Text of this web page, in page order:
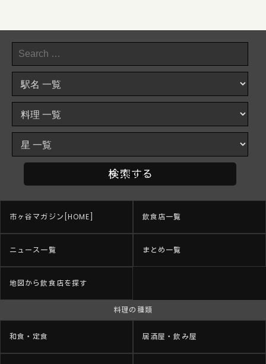
市ヶ谷マガジン[HOME] 飲食店一覧
ニュース一覧 まとめ一覧
地図から飲食店を探す
料理の種類
和食・定食 居酒屋・飲み屋